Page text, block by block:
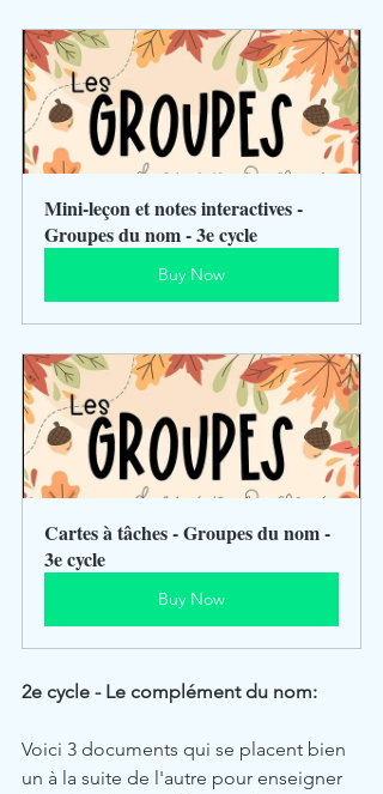
Mini-leçon et notes interactives -
Groupes du nom - 3e cycle
Buy Now
Cartes à tâches - Groupes du nom -
3e cycle
Buy Now
2e cycle - Le complément du nom:
Voici 3 documents qui se placent bien
un à la suite de l'autre pour enseigner